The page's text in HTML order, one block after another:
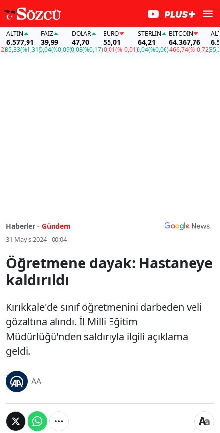
(%1,31)
FAİZ
39,99
0,04(%0,09)
DOLAR
47,70
0,08(%0,17)
EURO
55,01
-0,01(%-0,01)
STERLIN
64,21
0,04(%0,06)
BITCOIN
64.367,76
-466,74(%-0,72)
ALTIN
85,33
Haberler - Gündem
31 Mayıs 2024 - 00:04
Öğretmene dayak: Hastaneye
kaldırıldı
Kırıkkale'de sınıf öğretmenini darbeden veli
gözaltına alındı. İl Milli Eğitim
Müdürlüğü'nden saldırıyla ilgili açıklama
geldi.
AA